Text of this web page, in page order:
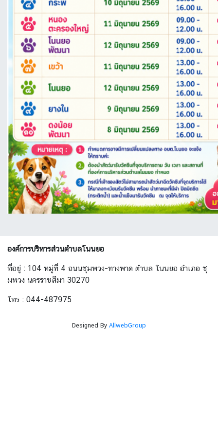
องค์การบริหารส่วนตำบลโนนยอ
ที่อยู่ : 104 หมู่ที่ 4 ถนนชุมพวง-ทางพาด ตำบล โนนยอ อำเภอ ชุ
มพวง นครราชสีมา 30270
โทร : 044-487975
Designed By AllwebGroup